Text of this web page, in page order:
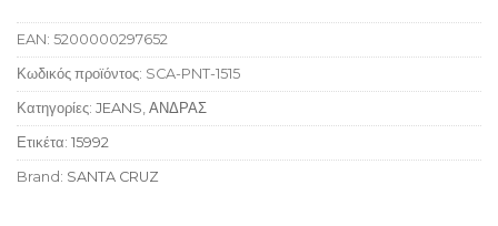
EAN: 5200000297652
Κωδικός προϊόντος: SCA-PNT-1515
Κατηγορίες: JEANS, ΑΝΔΡΑΣ
Ετικέτα: 15992
Brand: SANTA CRUZ